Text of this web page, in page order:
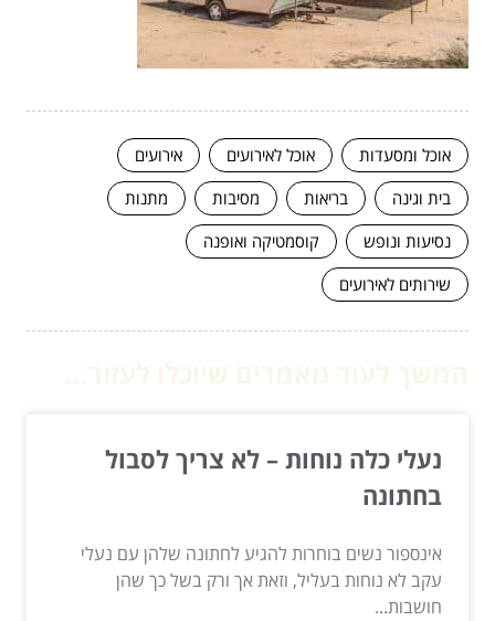
אוכל ומסעדות אוכל לאירועים
אירועים
בית וגינה
בריאות מסיבות
מתנות
נסיעות ונופש
קוסמטיקה ואופנה
שירותים לאירועים
נעלי כלה נוחות – לא צריך לסבול
בחתונה
אינספור נשים בוחרות להגיע לחתונה שלהן עם נעלי
עקב לא נוחות בעליל, וזאת אך ורק בשל כך שהן
חושבות...